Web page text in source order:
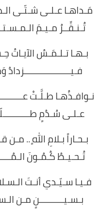
مَـداهـا عـلـى شـتّـى
تُـنـقِّــرُ مـيـمَ
بـهـا تـلـمَـسُ الآيـاتُ
نـوافـذُهـا طـلَّـتْ
عـلـى سُـدُمٍ
بـحـاراً بـلامِ اللهٍ .. مـن
تُـحـيـطُ كُـمُـونَ
فـيـا سـيّـدي أنـتَ
بـسـيــــــــــنٍ مـن